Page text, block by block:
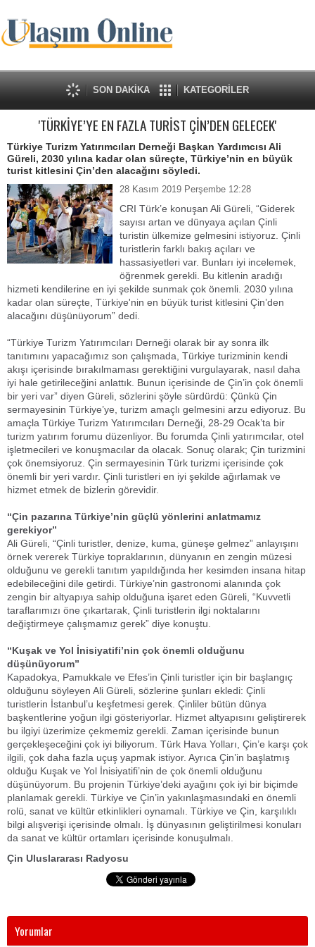
SON DAKİKA KATEGORİLER
'TÜRKİYE’YE EN FAZLA TURİST ÇİN’DEN GELECEK'
Türkiye Turizm Yatırımcıları Derneği Başkan Yardımcısı Ali
Güreli, 2030 yılına kadar olan süreçte, Türkiye’nin en büyük
turist kitlesini Çin’den alacağını söyledi.
28 Kasım 2019 Perşembe 12:28
CRI Türk’e konuşan Ali Güreli, “Giderek
sayısı artan ve dünyaya açılan Çinli
turistin ülkemize gelmesini istiyoruz. Çinli
turistlerin farklı bakış açıları ve
hassasiyetleri var. Bunları iyi incelemek,
öğrenmek gerekli. Bu kitlenin aradığı
hizmeti kendilerine en iyi şekilde sunmak çok önemli. 2030 yılına
kadar olan süreçte, Türkiye'nin en büyük turist kitlesini Çin’den
alacağını düşünüyorum” dedi.
“Türkiye Turizm Yatırımcıları Derneği olarak bir ay sonra ilk
tanıtımını yapacağımız son çalışmada, Türkiye turizminin kendi
akışı içerisinde bırakılmaması gerektiğini vurgulayarak, nasıl daha
iyi hale getirileceğini anlattık. Bunun içerisinde de Çin’in çok önemli
bir yeri var” diyen Güreli, sözlerini şöyle sürdürdü: Çünkü Çin
sermayesinin Türkiye’ye, turizm amaçlı gelmesini arzu ediyoruz. Bu
amaçla Türkiye Turizm Yatırımcıları Derneği, 28-29 Ocak’ta bir
turizm yatırım forumu düzenliyor. Bu forumda Çinli yatırımcılar, otel
işletmecileri ve konuşmacılar da olacak. Sonuç olarak; Çin turizmini
çok önemsiyoruz. Çin sermayesinin Türk turizmi içerisinde çok
önemli bir yeri vardır. Çinli turistleri en iyi şekilde ağırlamak ve
hizmet etmek de bizlerin görevidir.
“Çin pazarına Türkiye’nin güçlü yönlerini anlatmamız
gerekiyor”
Ali Güreli, “Çinli turistler, denize, kuma, güneşe gelmez” anlayışını
örnek vererek Türkiye topraklarının, dünyanın en zengin müzesi
olduğunu ve gerekli tanıtım yapıldığında her kesimden insana hitap
edebileceğini dile getirdi. Türkiye’nin gastronomi alanında çok
zengin bir altyapıya sahip olduğuna işaret eden Güreli, “Kuvvetli
taraflarımızı öne çıkartarak, Çinli turistlerin ilgi noktalarını
değiştirmeye çalışmamız gerek” diye konuştu.
“Kuşak ve Yol İnisiyatifi’nin çok önemli olduğunu
düşünüyorum”
Kapadokya, Pamukkale ve Efes’in Çinli turistler için bir başlangıç
olduğunu söyleyen Ali Güreli, sözlerine şunları ekledi: Çinli
turistlerin İstanbul’u keşfetmesi gerek. Çinliler bütün dünya
başkentlerine yoğun ilgi gösteriyorlar. Hizmet altyapısını geliştirerek
bu ilgiyi üzerimize çekmemiz gerekli. Zaman içerisinde bunun
gerçekleşeceğini çok iyi biliyorum. Türk Hava Yolları, Çin’e karşı çok
ilgili, çok daha fazla uçuş yapmak istiyor. Ayrıca Çin’in başlatmış
olduğu Kuşak ve Yol İnisiyatifi’nin de çok önemli olduğunu
düşünüyorum. Bu projenin Türkiye’deki ayağını çok iyi bir biçimde
planlamak gerekli. Türkiye ve Çin’in yakınlaşmasındaki en önemli
rolü, sanat ve kültür etkinlikleri oynamalı. Türkiye ve Çin, karşılıklı
bilgi alışverişi içerisinde olmalı. İş dünyasının geliştirilmesi konuları
da sanat ve kültür ortamları içerisinde konuşulmalı.
Çin Uluslararası Radyosu
Yorumlar